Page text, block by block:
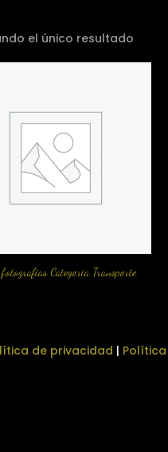
el único resultado
Categoria Transporte
de privacidad |